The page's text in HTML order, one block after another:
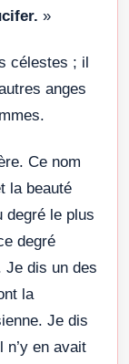
»
célestes ; il
anges
Ce nom
la beauté
degré le plus
degré
Je dis un des
la
Je dis
n’y en avait